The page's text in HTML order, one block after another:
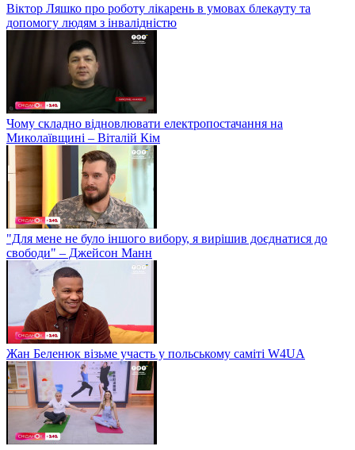
Віктор Ляшко про роботу лікарень в умовах блекауту та
допомогу людям з інвалідністю
Чому складно відновлювати електропостачання на
Миколаївщині – Віталій Кім
"Для мене не було іншого вибору, я вирішив доєднатися до
свободи" – Джейсон Манн
Жан Беленюк візьме участь у польському саміті W4UA